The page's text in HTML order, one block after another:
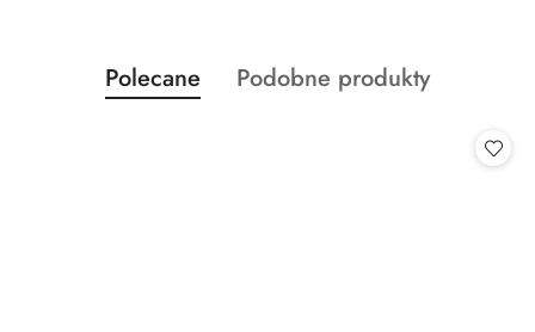
Pomiń karuzelę produktów
Produkty
o
Polecane
Produkty
Podobne produkty